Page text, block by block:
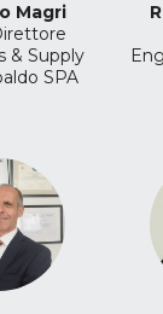
Magri
& Supply
SPA